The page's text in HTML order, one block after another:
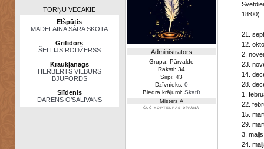
TORŅU VECĀKIE
Elšpūtis
MADELAINA SĀRA SKOTA
Grifidors
ŠELLIJS RODŽERSS
Kraukļanags
HERBERTS VILBURS
BJŪFORDS
Slīdenis
DARENS O’SALIVANS
Administrators
Grupa: Pārvalde
Raksti: 34
Sirpi: 43
Dzīvnieks: 0
Biedra krājumi: Skatīt
Misters Ā
ČUČ KOPTELPAS DĪVĀNĀ
18:00)
21.
12.
2.
23.
14.
28.
1.
22.
15.
29.
3. maijs
24.